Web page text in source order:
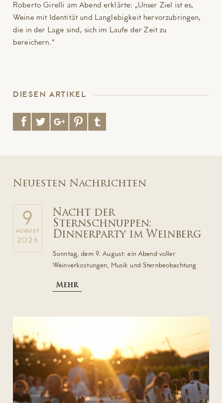
Roberto Girelli am Abend erklärte: „Unser Ziel ist es,
Weine mit Identität und Langlebigkeit hervorzubringen,
die in der Lage sind, sich im Laufe der Zeit zu
bereichern.“
DIESEN ARTIKEL
Neuesten Nachrichten
9
AUGUST
2026
Nacht der
Sternschnuppen:
Dinnerparty im Weinberg
Sonntag, dem 9. August: ein Abend voller
Weinverkostungen, Musik und Sternbeobachtung
Mehr